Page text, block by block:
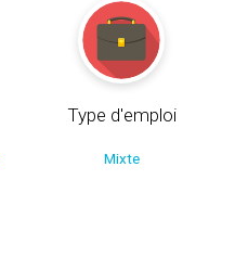
Type d'emploi
Mixte